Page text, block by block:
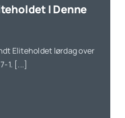
I Denne
Eliteholdet lørdag over
1. [...]